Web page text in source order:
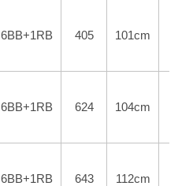
6BB+1RB 405 101cm
6BB+1RB 624 104cm
6BB+1RB 643 112cm